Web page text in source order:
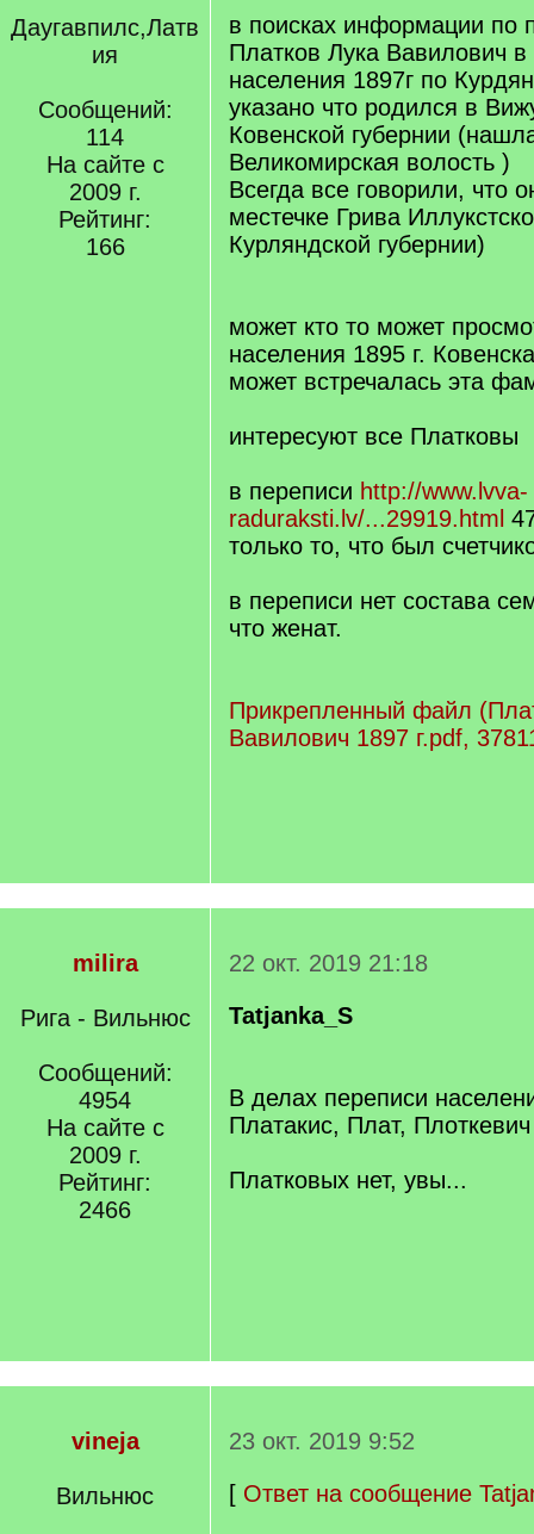
Даугавпилс,Латв
ия
Сообщений:
114
На сайте с
2009 г.
Рейтинг:
166
в поисках информации по
Платков Лука Вавилович в
населения 1897г по
указано что родился в
Ковенской губернии
Великомирская волость )
Всегда все говорили, что
местечке Грива
Курляндской губернии)
может кто то может
населения 1895 г.
может встречалась эта
интересуют все Платковы
в переписи http://www.lvva-
raduraksti.lv/...29919.html
только то, что был
в переписи нет состава
что женат.
Прикрепленный файл
Вавилович 1897 г.pdf,
milira
Рига - Вильнюс
Сообщений:
4954
На сайте с
2009 г.
Рейтинг:
2466
22 окт. 2019 21:18
Tatjanka_S
В делах переписи
Платакис, Плат,
Платковых нет, увы...
vineja
Вильнюс
23 окт. 2019 9:52
[ Ответ на сообщение